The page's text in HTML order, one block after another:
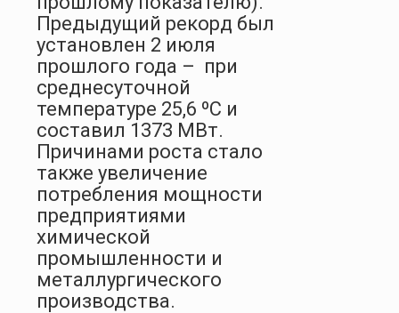
Предыдущий рекорд был
установлен 2 июля
прошлого года – при
среднесуточной
температуре 25,6 ºС и
составил 1373 МВт.
Причинами роста стало
также увеличение
потребления мощности
предприятиями
химической
промышленности и
металлургического
производства.